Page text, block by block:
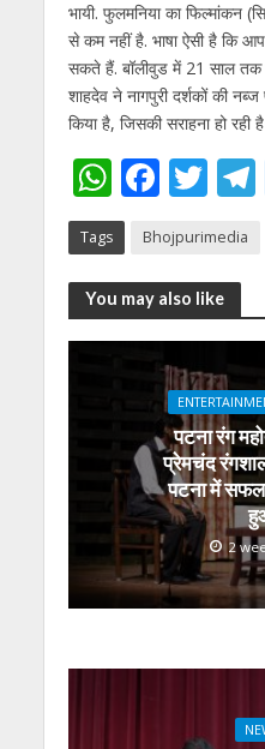
भायी. फुलमनिया का फिल्मांकन
से कम नहीं है. भाषा ऐसी है कि
सकते हैं. बॉलीवुड में 21 साल
शाहदेव ने नागपुरी दर्शकों की
किया है, जिसकी सराहना हो रही
W
h
at
s
A
F
e
b
o
o
k
T
itt
er
Tags Bhojpurimedia
You may also like
पटना रंग
प्रेमचंद
पटना में
2